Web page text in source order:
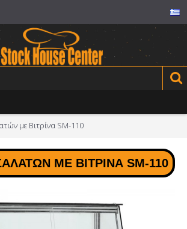
με Βιτρίνα SM-110
ΜΕ ΒΙΤΡΊΝΑ SM-110